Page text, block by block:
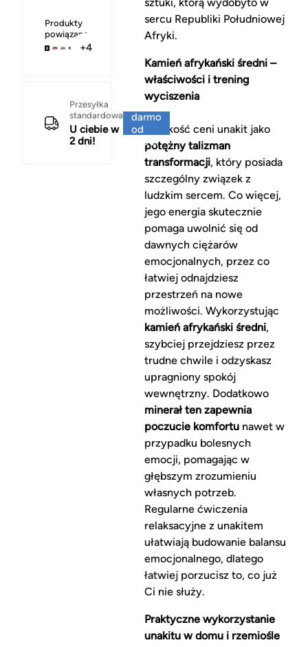
Produkty
powiązane
+4
Przesyłka
standardowa
U ciebie w
2 dni!
darmo
od
150 zł
sztuki, którą wydobyto w
sercu Republiki Południowej
Afryki.
Kamień afrykański średni –
właściwości i trening
wyciszenia
Ludzkość ceni unakit jako
potężny talizman
transformacji, który posiada
szczególny związek z
ludzkim sercem. Co więcej,
jego energia skutecznie
pomaga uwolnić się od
dawnych ciężarów
emocjonalnych, przez co
łatwiej odnajdziesz
przestrzeń na nowe
możliwości. Wykorzystując
kamień afrykański średni,
szybciej przejdziesz przez
trudne chwile i odzyskasz
upragniony spokój
wewnętrzny. Dodatkowo
minerał ten zapewnia
poczucie komfortunawet w
przypadku bolesnych
emocji, pomagając w
głębszym zrozumieniu
własnych potrzeb.
Regularne ćwiczenia
relaksacyjne z unakitem
ułatwiają budowanie balansu
emocjonalnego, dlatego
łatwiej porzucisz to, co już
Ci nie służy.
Praktyczne wykorzystanie
unakitu w domu i rzemiośle